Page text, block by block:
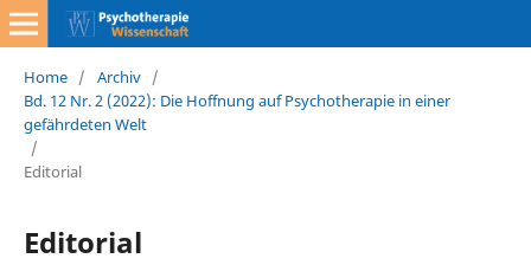
Home / Archiv /
Bd. 12 Nr. 2 (2022): Die Hoffnung auf Psychotherapie in einer
gefährdeten Welt
/
Editorial
Editorial